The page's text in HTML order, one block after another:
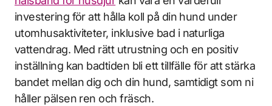
investering för att hålla koll på din hund under
utomhusaktiviteter, inklusive bad i naturliga
vattendrag. Med rätt utrustning och en positiv
inställning kan badtiden bli ett tillfälle för att stärka
bandet mellan dig och din hund, samtidigt som ni
håller pälsen ren och fräsch.